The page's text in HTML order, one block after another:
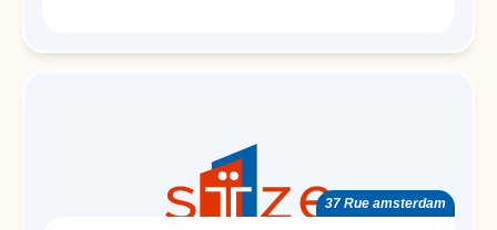
37 Rue amsterdam